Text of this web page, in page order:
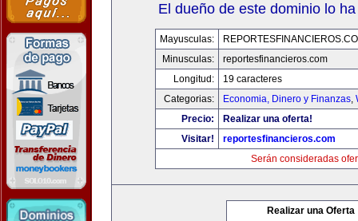
El dueño de este dominio lo
Mayusculas:
Minusculas:
reportesfinancieros.com
Longitud:
19 caracteres
Categorias:
Economia, Dinero y Finanzas,
Precio:
Realizar una oferta!
Visitar!
reportesfinancieros.com
Serán consideradas
Realizar una Oferta